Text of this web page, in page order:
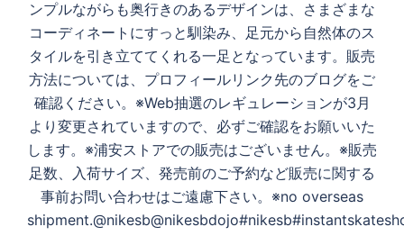
ンプルながらも奥行きのあるデザインは、さまざまな
コーディネートにすっと馴染み、足元から自然体のス
タイルを引き立ててくれる一足となっています。販売
方法については、プロフィールリンク先のブログをご
確認ください。※Web抽選のレギュレーションが3月
より変更されていますので、必ずご確認をお願いいた
します。※浦安ストアでの販売はございません。※販売
足数、入荷サイズ、発売前のご予約など販売に関する
事前お問い合わせはご遠慮下さい。※no overseas